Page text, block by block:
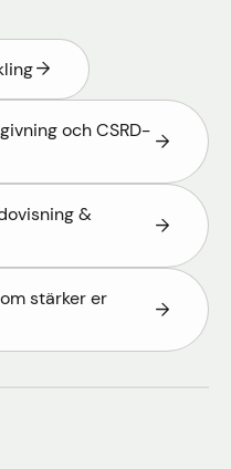
och CSRD-
&
stärker er